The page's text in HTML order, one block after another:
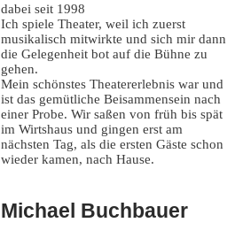
dabei seit 1998
Ich spiele Theater, weil ich zuerst
musikalisch mitwirkte und sich mir dann
die Gelegenheit bot auf die Bühne zu
gehen.
Mein schönstes Theatererlebnis war und
ist das gemütliche Beisammensein nach
einer Probe. Wir saßen von früh bis spät
im Wirtshaus und gingen erst am
nächsten Tag, als die ersten Gäste schon
wieder kamen, nach Hause.
Michael Buchbauer